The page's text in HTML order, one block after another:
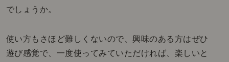
でしょうか。
使い方もさほど難しくないので、興味のある方はぜひ
遊び感覚で、一度使ってみていただければ、楽しいと